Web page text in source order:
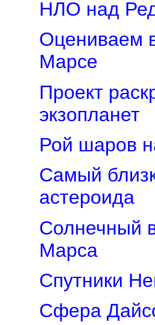
НЛО над
Оцениваем
Марсе
Проект
экзопланет
Рой шаров
Самый
астероида
Солнечный
Марса
Спутники
Сфера